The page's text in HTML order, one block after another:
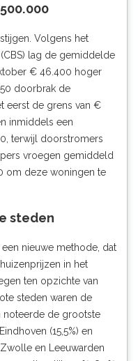
Volgens het
lag de gemiddelde
€ 46.400 hoger
doorbrak de
eerst de grens van €
inmiddels een
terwijl doorstromers
vroegen gemiddeld
om deze woningen te
steden
nieuwe methode, dat
in het
ten opzichte van
steden waren de
noteerde de grootste
(15,5%) en
en Leeuwarden